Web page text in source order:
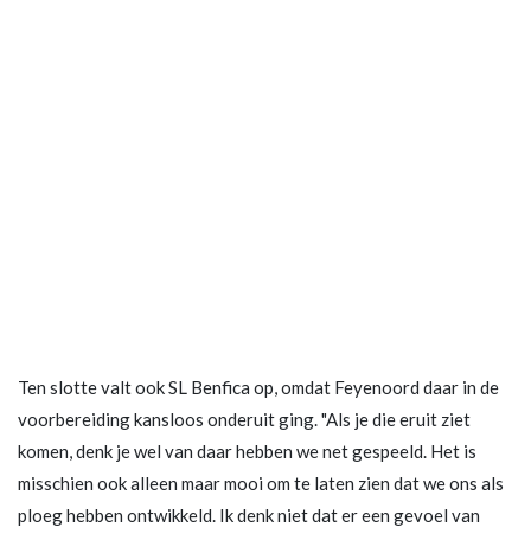
Ten slotte valt ook SL Benfica op, omdat Feyenoord daar in de
voorbereiding kansloos onderuit ging. "Als je die eruit ziet
komen, denk je wel van daar hebben we net gespeeld. Het is
misschien ook alleen maar mooi om te laten zien dat we ons als
ploeg hebben ontwikkeld. Ik denk niet dat er een gevoel van